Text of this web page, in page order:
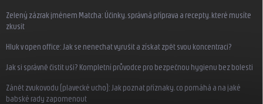
Zelený zázrak jménem Matcha: Účinky, správná příprava a recepty, které musíte
zkusit
Hluk v open office: Jak se nenechat vyrušit a získat zpět svou koncentraci?
Jak si správně čistit uši? Kompletní průvodce pro bezpečnou hygienu bez bolesti
Zánět zvukovodu (plavecké ucho): Jak poznat příznaky, co pomáhá a na jaké
babské rady zapomenout